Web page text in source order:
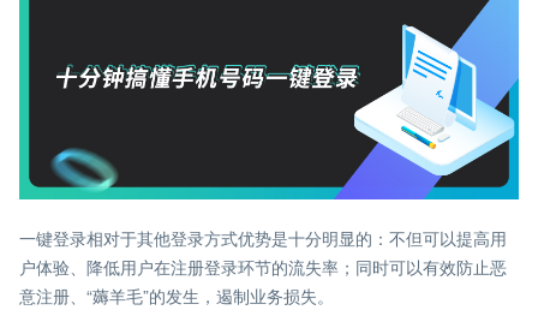
一键登录相对于其他登录方式优势是十分明显的：不但可以提高用
户体验、降低用户在注册登录环节的流失率；同时可以有效防止恶
意注册、“薅羊毛”的发生，遏制业务损失。